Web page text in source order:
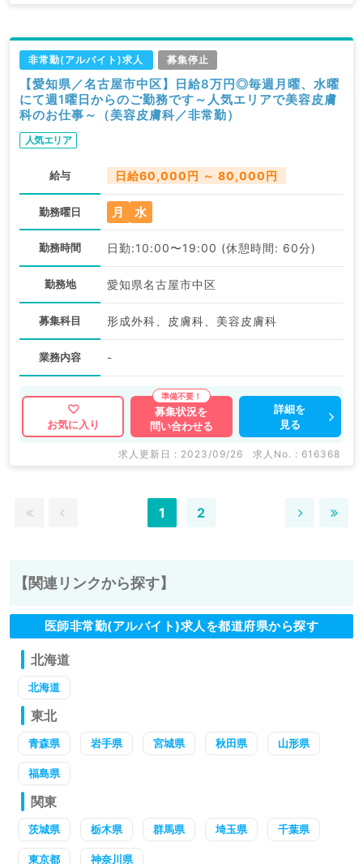
非常勤(アルバイト)求人 募集停止
【愛知県／名古屋市中区】日給8万円◎毎週月曜、水曜
にて週1曜日からのご勤務です～人気エリアで美容皮膚
科のお仕事～（美容皮膚科／非常勤）
人気エリア
給与 日給60,000円 ～ 80,000円
勤務曜日 月 水
勤務時間 日勤:10:00〜19:00 (休憩時間: 60分)
勤務地 愛知県名古屋市中区
募集科目 形成外科、皮膚科、美容皮膚科
業務内容 -
お気に入り
募集状況を
問い合わせる
詳細を
見る
求人更新日 : 2023/09/26 求人No. : 616368
1 2
【関連リンクから探す】
医師非常勤(アルバイト)求人を都道府県から探す
北海道
北海道
東北
青森県 岩手県 宮城県 秋田県 山形県
福島県
関東
茨城県 栃木県 群馬県 埼玉県 千葉県
東京都 神奈川県